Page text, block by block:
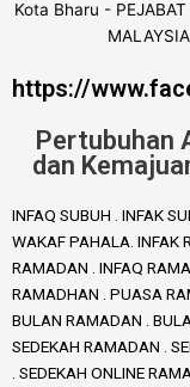
https://
Pertubuhan
dan
INFAQ SUBUH . INFAK
WAKAF PAHALA. INFAK
RAMADAN . INFAQ
RAMADHAN . PUASA
BULAN RAMADAN .
SEDEKAH RAMADAN .
. SEDEKAH ONLINE